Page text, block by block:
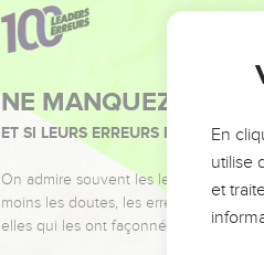
NE MANQUEZ PAS
ET SI LEURS ERREURS POUVAIENT
On admire souvent les leaders pour
moins les doutes, les erreurs et les
elles qui les ont façonnés.
En
utilise
et